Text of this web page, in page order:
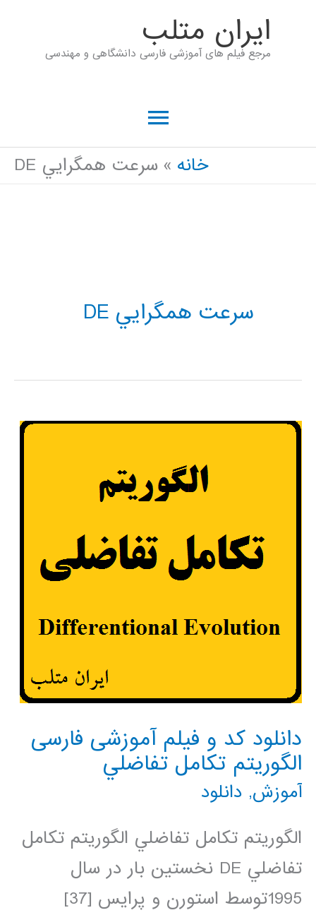
ايران متلب
مرجع فیلم های آموزشی فارسی دانشگاهی و مهندسی
فهرست
اصلی خانه سرعت همگرايي DE
سرعت همگرايي DE
دانلود کد و فیلم آموزشی فارسی
الگوریتم تكامل تفاضلي
آموزش, دانلود
الگوريتم تكامل تفاضلي الگوريتم تكامل
تفاضلي DE نخستين بار در سال
1995توسط استورن و پرايس [37]